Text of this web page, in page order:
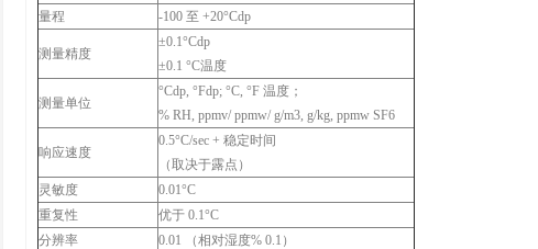
量程
-100 至 +20°Cdp
测量精度
±0.1°Cdp
±0.1 °C温度
测量单位
°Cdp, °Fdp; °C, °F 温度；
% RH, ppmv/ ppmw/ g/m3, g/kg, ppmw SF6
响应速度
0.5°C/sec + 稳定时间
（取决于露点）
灵敏度
0.01°C
重复性
优于 0.1°C
分辨率
0.01 （相对湿度% 0.1）